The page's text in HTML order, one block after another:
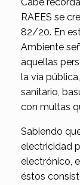
RAEES se
82/20. En
Ambiente
aquellas
la vía
sanitario,
con multas
Sabiendo
electricidad
electrónico,
éstos